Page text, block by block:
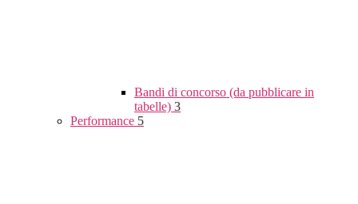
Bandi di concorso (da pubblicare in
tabelle) 3
Performance 5